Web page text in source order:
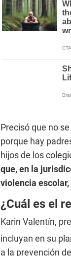
Precisó que no
porque hay
hijos de los
que, en la
violencia
¿Cuál es el
Karin Valentín,
incluyan en su
a la prevención